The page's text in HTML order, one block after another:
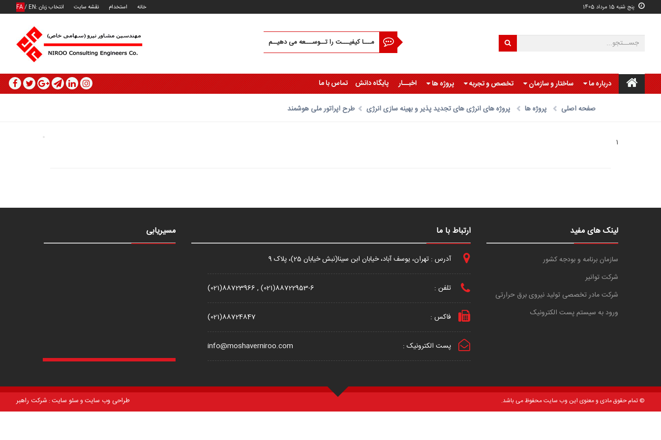
پنج شنبه 15 مرداد 1405 انتخاب زبان : FA/ EN نقشه سایت استخدام خانه
مـــا کیفیـــت را تــوســـعه می دهیــم
درباره ما ساختار و سازمان تخصص و تجربه پروژه ها اخبــار پایگاه دانش تماس با ما
صفحه اصلی پروژه ها پروژه های انرژی های تجدید پذیر و بهینه سازی انرژی طرح اپراتور ملی هوشمند
1
لینک های مفید
سازمان برنامه و بودجه کشور
شرکت توانیر
شرکت مادر تخصصی تولید نیروی برق حرارتی
ورود به سیستم پست الکترونیک
ارتباط با ما
آدرس : تهران، یوسف آباد، خیابان ابن سینا(نبش خیابان 25)، پلاک 9
تلفن : (021)88723966 , (021)88722953-6
فاکس : (021)88724847
پست الکترونیک : info@moshaverniroo.com
مسیریابی
© تمام حقوق مادی و معنوی این وب سایت محفوظ می باشد. طراحی وب سایت و سئو سایت: شرکت راهبر